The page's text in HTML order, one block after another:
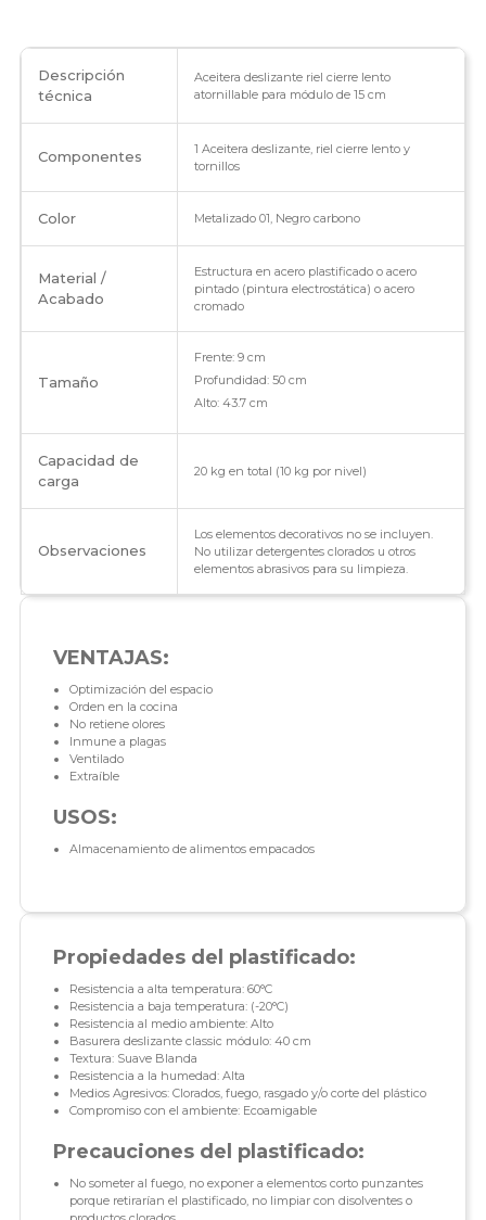
Descripción
técnica
Aceitera deslizante riel cierre lento
atornillable para módulo de 15 cm
Componentes
1 Aceitera deslizante, riel cierre lento y
tornillos
Color Metalizado 01, Negro carbono
Material /
Acabado
Estructura en acero plastificado o acero
pintado (pintura electrostática) o acero
cromado
Tamaño
Frente: 9 cm
Profundidad: 50 cm
Alto: 43.7 cm
Capacidad de
carga
20 kg en total (10 kg por nivel)
Observaciones
Los elementos decorativos no se incluyen.
No utilizar detergentes clorados u otros
elementos abrasivos para su limpieza.
VENTAJAS:
Optimización del espacio
Orden en la cocina
No retiene olores
Inmune a plagas
Ventilado
Extraíble
USOS:
Almacenamiento de alimentos empacados
Propiedades del plastificado:
Resistencia a alta temperatura: 60°C
Resistencia a baja temperatura: (-20°C)
Resistencia al medio ambiente: Alto
Basurera deslizante classic módulo: 40 cm
Textura: Suave Blanda
Resistencia a la humedad: Alta
Medios Agresivos: Clorados, fuego, rasgado y/o corte del plástico
Compromiso con el ambiente: Ecoamigable
Precauciones del plastificado:
No someter al fuego, no exponer a elementos corto punzantes
porque retirarían el plastificado, no limpiar con disolventes o